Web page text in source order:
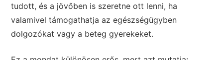
tudott, és a jövőben is szeretne ott lenni, ha
valamivel támogathatja az egészségügyben
dolgozókat vagy a beteg gyerekeket.